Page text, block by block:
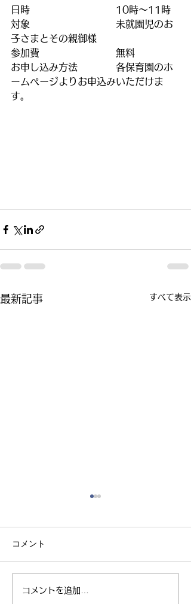
日時　　　　　　　　　10時～11時
対象　　　　　　　　　未就園児のお
子さまとその親御様
参加費　　　　　　　　無料
お申し込み方法　　　　各保育園のホ
ームページよりお申込みいただけま
す。
最新記事 すべて表示
親子ヨガ と おはなし
コメント
コメントを追加…